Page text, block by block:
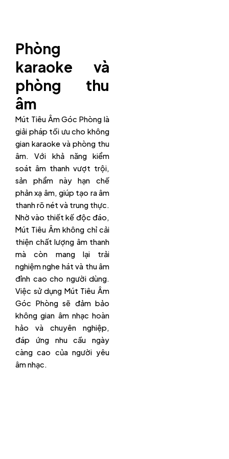
Phòng
karaoke và
phòng thu
âm
Mút Tiêu Âm Góc Phòng là
giải pháp tối ưu cho không
gian karaoke và phòng thu
âm. Với khả năng kiểm
soát âm thanh vượt trội,
sản phẩm này hạn chế
phản xạ âm, giúp tạo ra âm
thanh rõ nét và trung thực.
Nhờ vào thiết kế độc đáo,
Mút Tiêu Âm không chỉ cải
thiện chất lượng âm thanh
mà còn mang lại trải
nghiệm nghe hát và thu âm
đỉnh cao cho người dùng.
Việc sử dụng Mút Tiêu Âm
Góc Phòng sẽ đảm bảo
không gian âm nhạc hoàn
hảo và chuyên nghiệp,
đáp ứng nhu cầu ngày
càng cao của người yêu
âm nhạc.